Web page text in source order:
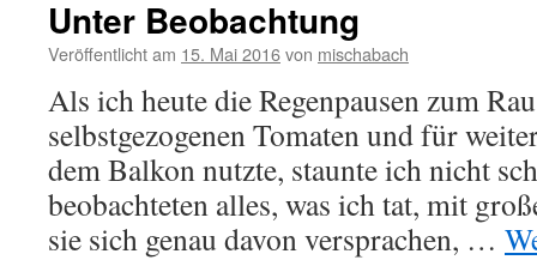
Unter Beobachtung
Veröffentlicht am 15. Mai 2016von mischabach
Als ich heute die Regenpausen zum
selbstgezogenen Tomaten und für
dem Balkon nutzte, staunte ich nicht
beobachteten alles, was ich tat, mit
sie sich genau davon versprachen, …